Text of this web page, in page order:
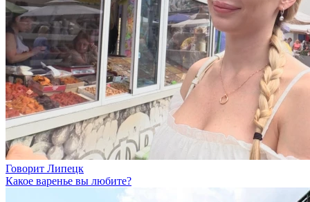
Говорит Липецк
Какое варенье вы любите?